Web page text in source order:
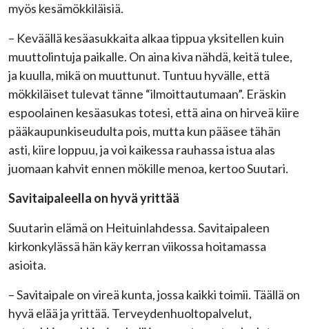
myös kesämökkiläisiä.
– Keväällä kesäasukkaita alkaa tippua yksitellen kuin
muuttolintuja paikalle. On aina kiva nähdä, keitä tulee,
ja kuulla, mikä on muuttunut. Tuntuu hyvälle, että
mökkiläiset tulevat tänne “ilmoittautumaan”. Eräskin
espoolainen kesäasukas totesi, että aina on hirveä kiire
pääkaupunkiseudulta pois, mutta kun pääsee tähän
asti, kiire loppuu, ja voi kaikessa rauhassa istua alas
juomaan kahvit ennen mökille menoa, kertoo Suutari.
Savitaipaleella on hyvä yrittää
Suutarin elämä on Heituinlahdessa. Savitaipaleen
kirkonkylässä hän käy kerran viikossa hoitamassa
asioita.
– Savitaipale on vireä kunta, jossa kaikki toimii. Täällä on
hyvä elää ja yrittää. Terveydenhuoltopalvelut,